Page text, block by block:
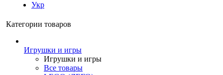
Укр
Категории товаров
Игрушки и игры
Игрушки и игры
Все товары